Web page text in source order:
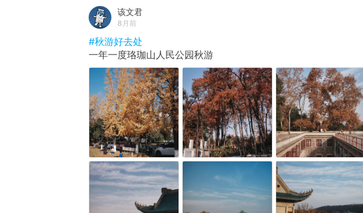
该文君
8月前
#秋游好去处
一年一度珞珈山人民公园秋游